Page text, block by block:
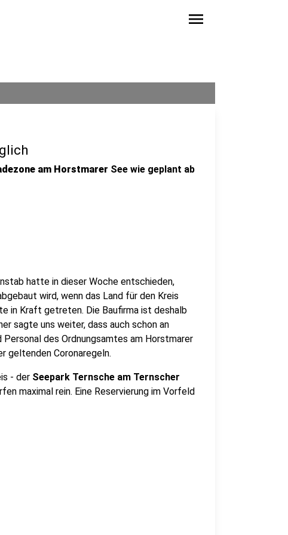
menu
am Horstmarer See wie geplant ab
hatte in dieser Woche entschieden,
wird, wenn das Land für den Kreis
in Kraft getreten. Die Baufirma ist deshalb
sagte uns weiter, dass auch schon an
des Ordnungsamtes am Horstmarer
geltenden Coronaregeln.
- der Seepark Ternsche am Ternscher
maximal rein. Eine Reservierung im Vorfeld